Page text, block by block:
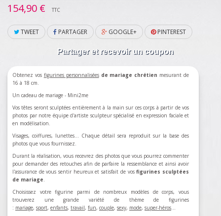
154,90 €
TTC
TWEET PARTAGER GOOGLE+ PINTEREST
Partager et recevoir un coupon
Obtenez vos figurines personnaliséesde mariage chrétien mesurant de
16 à 18 cm.
Un cadeau de mariage - Mini2me
Vos têtes seront sculptées entièrement à la main sur ces corps à partir de vos
photos par notre équipe d'artiste sculpteur spécialisé en expression faciale et
en modélisation.
Visages, coiffures, lunettes... Chaque détail sera reproduit sur la base des
photos que vous fournissez.
Durant la réalisation, vous recevrez des photos que vous pourrez commenter
pour demander des retouches afin de parfaire la ressemblance et ainsi avoir
l'assurance de vous sentir heureux et satisfait de vosfigurines sculptées
de mariage.
Choisissez votre figurine parmi de nombreux modèles de corps, vous
trouverez une grande variété de thème de figurines
: mariage, sport, enfants, travail, fun, couple, sexy, mode, super-héros…